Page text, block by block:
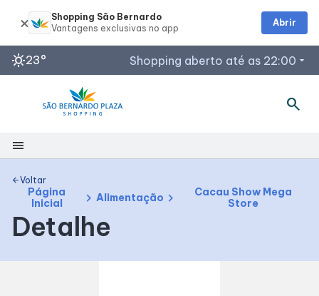
sunny23° Shopping aberto até as 22:00 arrow_drop_down
Horários de Funcionamento
Espaço Família e SAC
search
menu
Shopping
Mapa Interno
arrow_backVoltar
Página
Inicial
chevron_rightAlimentação chevron_right
Cacau Show Mega
Store
Detalhe
Shopping São Bernardo
Abrir